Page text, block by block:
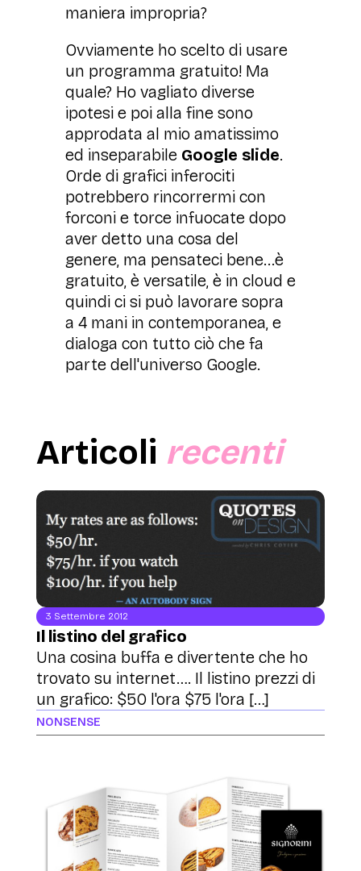
maniera impropria?
Ovviamente ho scelto di usare
un programma gratuito! Ma
quale? Ho vagliato diverse
ipotesi e poi alla fine sono
approdata al mio amatissimo
ed inseparabile Google slide.
Orde di grafici inferociti
potrebbero rincorrermi con
forconi e torce infuocate dopo
aver detto una cosa del
genere, ma pensateci bene...è
gratuito, è versatile, è in cloud e
quindi ci si può lavorare sopra
a 4 mani in contemporanea, e
dialoga con tutto ciò che fa
parte dell'universo Google.
Articoli recenti
3 Settembre 2012
Il listino del grafico
Una cosina buffa e divertente che ho
trovato su internet…. Il listino prezzi di
un grafico: $50 l'ora $75 l'ora […]
NONSENSE